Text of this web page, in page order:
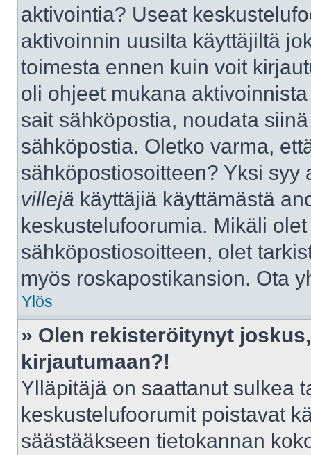
aktivointia? Useat
aktivoinnin uusilta käyttäjiltä
toimesta ennen kuin voit
oli ohjeet mukana
sait sähköpostia, noudata
sähköpostia. Oletko varma,
sähköpostiosoitteen? Yksi
villejä käyttäjiä käyttämästä
keskustelufoorumia. Mikäli
sähköpostiosoitteen, olet
myös roskapostikansion. Ota
Ylös
» Olen rekisteröitynyt
kirjautumaan?!
Ylläpitäjä on saattanut sulkea
keskustelufoorumit poistavat
säästääkseen tietokannan